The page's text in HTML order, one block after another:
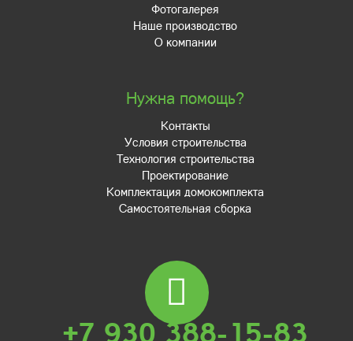
Фотогалерея
Наше производство
О компании
Нужна помощь?
Контакты
Условия строительства
Технология строительства
Проектирование
Комплектация домокомплекта
Самостоятельная сборка
+7 930 388-15-83